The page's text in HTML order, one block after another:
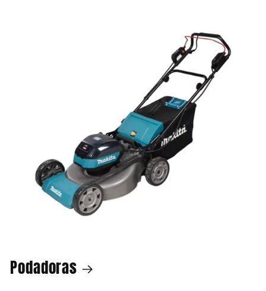
Podadoras